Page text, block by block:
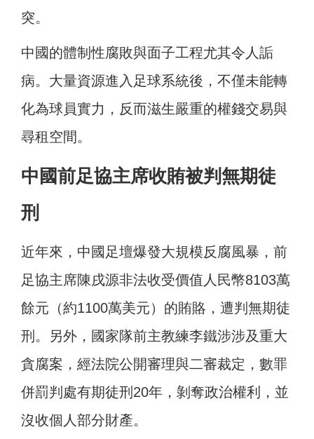
突。
中國的體制性腐敗與面子工程尤其令人詬
病。大量資源進入足球系統後，不僅未能轉
化為球員實力，反而滋生嚴重的權錢交易與
尋租空間。
中國前足協主席收賄被判無期徒
刑
近年來，中國足壇爆發大規模反腐風暴，前
足協主席陳戌源非法收受價值人民幣8103萬
餘元（約1100萬美元）的賄賂，遭判無期徒
刑。另外，國家隊前主教練李鐵涉涉及重大
貪腐案，經法院公開審理與二審裁定，數罪
併罰判處有期徒刑20年，剝奪政治權利，並
沒收個人部分財產。